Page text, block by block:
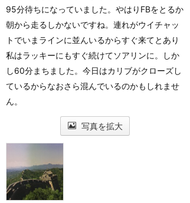
95分待ちになっていました。やはりFBをとるか
朝から走るしかないですね。連れがウイチャッ
トでいまラインに並んいるからすぐ来てとあり
私はラッキーにもすぐ続けてソアリンに。しか
し60分まちました。今日はカリブがクローズし
ているからなおさら混んでいるのかもしれませ
ん。
写真を拡大